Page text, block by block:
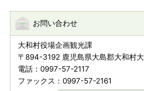
お問い合わせ
大和村役場企画観光課
〒894-3192 鹿児島県大島郡大和村
電話：0997-57-2117
ファックス：0997-57-2161